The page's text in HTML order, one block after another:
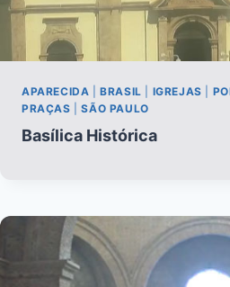
APARECIDA |BRASIL IGREJAS
PRAÇAS |SÃO PAULO
Basílica Histórica